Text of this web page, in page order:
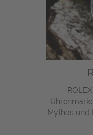
Mythos und